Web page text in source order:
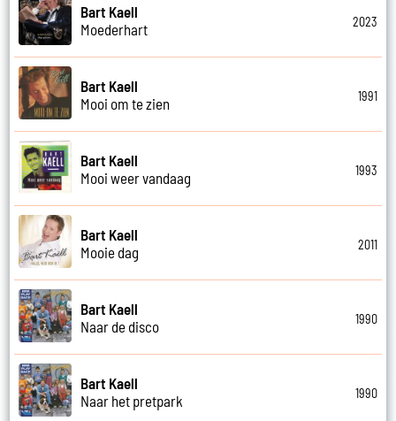
Bart Kaell
Moederhart
2023
Bart Kaell
Mooi om te zien
1991
Bart Kaell
Mooi weer vandaag
1993
Bart Kaell
Mooie dag
2011
Bart Kaell
Naar de disco
1990
Bart Kaell
Naar het pretpark
1990